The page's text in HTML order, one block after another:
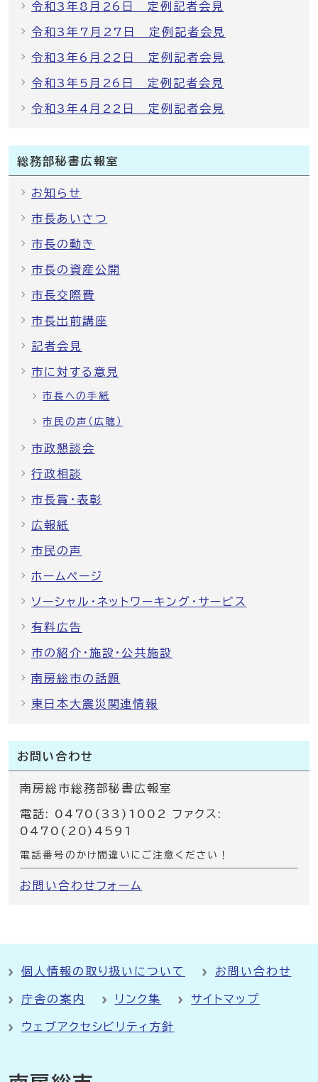
令和3年8月26日 定例記者会見
令和3年7月27日 定例記者会見
令和3年6月22日 定例記者会見
令和3年5月26日 定例記者会見
令和3年4月22日 定例記者会見
総務部秘書広報室
お知らせ
市長あいさつ
市長の動き
市長の資産公開
市長交際費
市長出前講座
記者会見
市に対する意見
市長への手紙
市民の声（広聴）
市政懇談会
行政相談
市長賞・表彰
広報紙
市民の声
ホームページ
ソーシャル・ネットワーキング・サービス
有料広告
市の紹介・施設・公共施設
南房総市の話題
東日本大震災関連情報
お問い合わせ
南房総市総務部秘書広報室
電話: 0470(33)1002 ファクス:
0470(20)4591
電話番号のかけ間違いにご注意ください！
お問い合わせフォーム
個人情報の取り扱いについて お問い合わせ
庁舎の案内 リンク集 サイトマップ
ウェブアクセシビリティ方針